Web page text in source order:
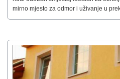
mirno mjesto za odmor i uživanje u